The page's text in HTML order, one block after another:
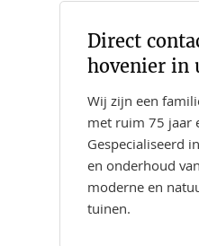
Direct
hovenier in
Wij zijn een
met ruim 75 jaar
Gespecialiseerd
en onderhoud
moderne en
tuinen.